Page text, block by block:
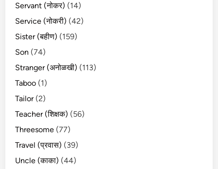
Servant (नोकर) (14)
Service (नोकरी) (42)
Sister (बहीण) (159)
Son (74)
Stranger (अनोळखी) (113)
Taboo (1)
Tailor(2)
Teacher (शिक्षक) (56)
Threesome (77)
Travel (प्रवास) (39)
Uncle (काका) (44)